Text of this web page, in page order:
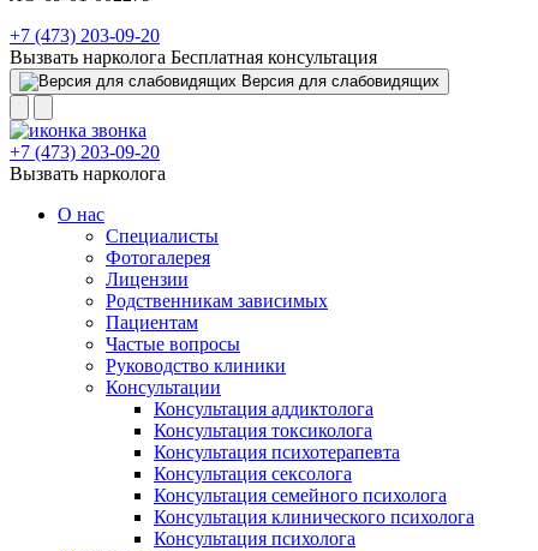
+7 (473) 203-09-20
Вызвать нарколога Бесплатная консультация
Версия для слабовидящих
+7 (473) 203-09-20
Вызвать нарколога
О нас
Специалисты
Фотогалерея
Лицензии
Родственникам зависимых
Пациентам
Частые вопросы
Руководство клиники
Консультации
Консультация аддиктолога
Консультация токсиколога
Консультация психотерапевта
Консультация сексолога
Консультация семейного психолога
Консультация клинического психолога
Консультация психолога